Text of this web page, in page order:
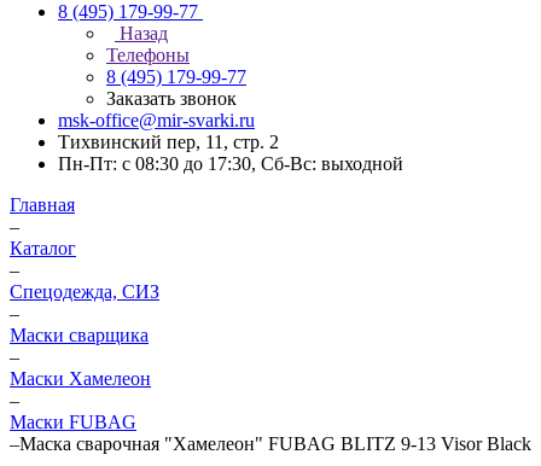
8 (495) 179-99-77
Назад
Телефоны
8 (495) 179-99-77
Заказать звонок
msk-office@mir-svarki.ru
Тихвинский пер, 11, стр. 2
Пн-Пт: с 08:30 до 17:30, Сб-Вс: выходной
Главная
–
Каталог
–
Спецодежда, СИЗ
–
Маски сварщика
–
Маски Хамелеон
–
Маски FUBAG
–Маска сварочная "Хамелеон" FUBAG BLITZ 9-13 Visor Black